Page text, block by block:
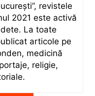
revistele
2021 este activă
La toate
articole pe
medicină
religie,